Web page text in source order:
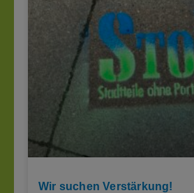
Wir suchen Verstärkung!